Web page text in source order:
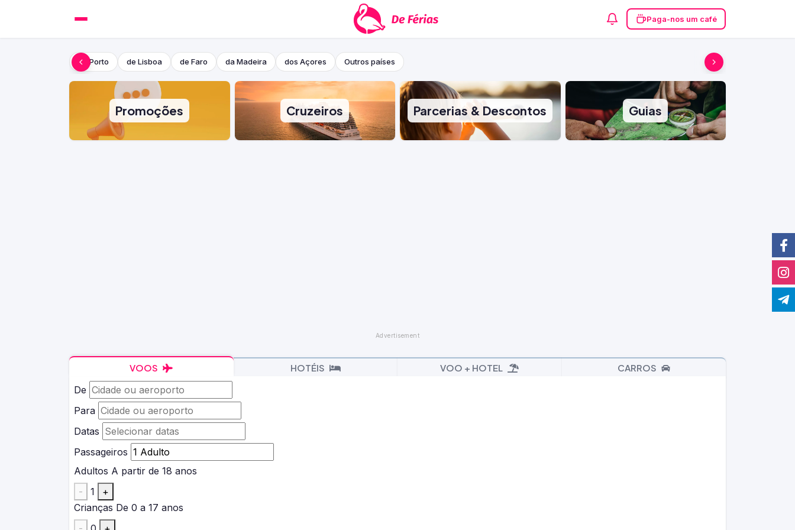
Paga-nos um café
do Porto de Lisboa de Faro da Madeira dos Açores Outros países
Promoções Cruzeiros Parcerias & Descontos Guias
VOOS HOTÉIS VOO + HOTEL CARROS
De
Para
Datas
Passageiros
Adultos A partir de 18 anos
-
1
+
Crianças De 0 a 17 anos